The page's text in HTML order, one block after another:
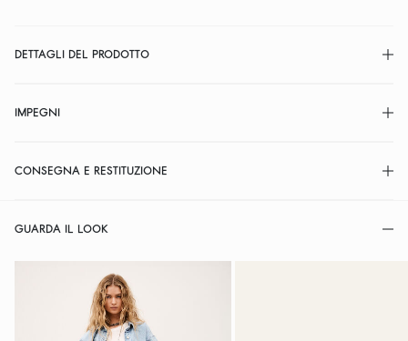
DETTAGLI DEL PRODOTTO
IMPEGNI
CONSEGNA E RESTITUZIONE
GUARDA IL LOOK